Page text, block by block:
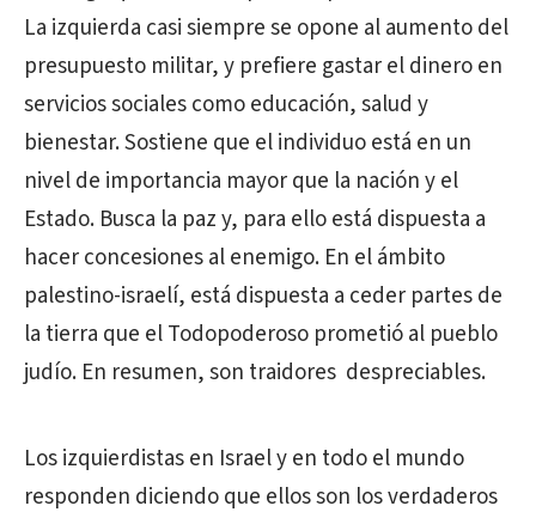
La izquierda casi siempre se opone al aumento del
presupuesto militar, y prefiere gastar el dinero en
servicios sociales como educación, salud y
bienestar. Sostiene que el individuo está en un
nivel de importancia mayor que la nación y el
Estado. Busca la paz y, para ello está dispuesta a
hacer concesiones al enemigo. En el ámbito
palestino-israelí, está dispuesta a ceder partes de
la tierra que el Todopoderoso prometió al pueblo
judío. En resumen, son traidores despreciables.
Los izquierdistas en Israel y en todo el mundo
responden diciendo que ellos son los verdaderos